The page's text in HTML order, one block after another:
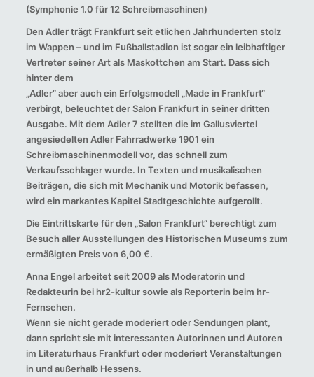
(Symphonie 1.0 für 12 Schreibmaschinen)
Den Adler trägt Frankfurt seit etlichen Jahrhunderten stolz
im Wappen – und im Fußballstadion ist sogar ein leibhaftiger
Vertreter seiner Art als Maskottchen am Start. Dass sich
hinter dem
„Adler“ aber auch ein Erfolgsmodell „Made in Frankfurt“
verbirgt, beleuchtet der Salon Frankfurt in seiner dritten
Ausgabe. Mit dem Adler 7 stellten die im Gallusviertel
angesiedelten Adler Fahrradwerke 1901 ein
Schreibmaschinenmodell vor, das schnell zum
Verkaufsschlager wurde. In Texten und musikalischen
Beiträgen, die sich mit Mechanik und Motorik befassen,
wird ein markantes Kapitel Stadtgeschichte aufgerollt.
Die Eintrittskarte für den „Salon Frankfurt“ berechtigt zum
Besuch aller Ausstellungen des Historischen Museums zum
ermäßigten Preis von 6,00 €.
Anna Engel arbeitet seit 2009 als Moderatorin und
Redakteurin bei hr2-kultur sowie als Reporterin beim hr-
Fernsehen.
Wenn sie nicht gerade moderiert oder Sendungen plant,
dann spricht sie mit interessanten Autorinnen und Autoren
im Literaturhaus Frankfurt oder moderiert Veranstaltungen
in und außerhalb Hessens.